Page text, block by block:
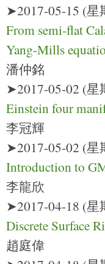
➤2017-05-15 (星
From semi-flat
Yang-Mills
潘仲銘
➤2017-05-02 (星
Einstein four
李冠輝
➤2017-05-02 (星
Introduction to
李龍欣
➤2017-04-18 (星
Discrete Surface
趙庭偉